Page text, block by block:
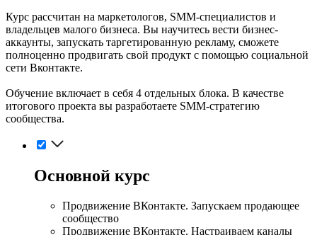
Курс рассчитан на маркетологов, SMM-специалистов и
владельцев малого бизнеса. Вы научитесь вести бизнес-
аккаунты, запускать таргетированную рекламу, сможете
полноценно продвигать свой продукт с помощью социальной
сети Вконтакте.
Обучение включает в себя 4 отдельных блока. В качестве
итогового проекта вы разработаете SMM-стратегию
сообщества.
Основной курс
Продвижение ВКонтакте. Запускаем продающее
сообщество
Продвижение ВКонтакте. Настраиваем каналы